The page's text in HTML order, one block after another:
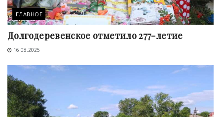
ГЛАВНОЕ
Долгодеревенское отметило 277-летие
16.08.2025